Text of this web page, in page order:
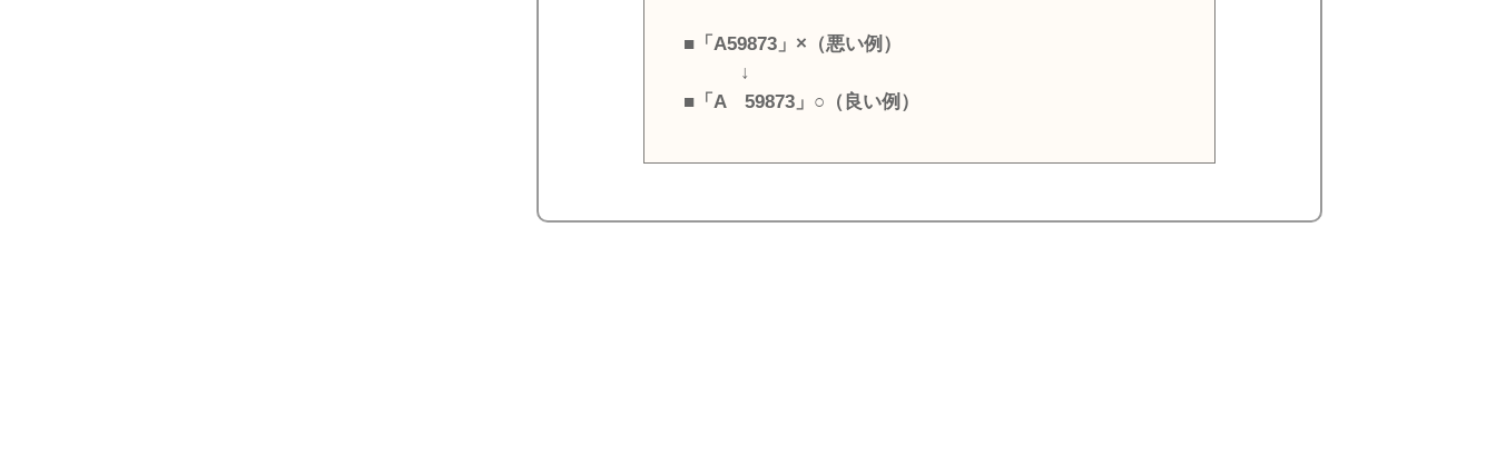
■「A59873」×（悪い例）
↓
■「A 59873」○（良い例）